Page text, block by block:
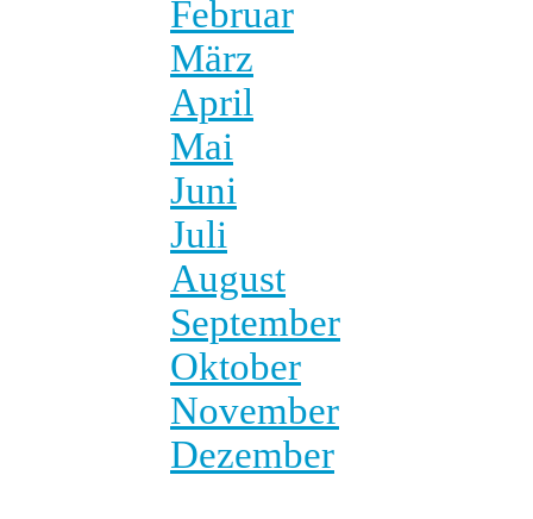
Februar
März
April
Mai
Juni
Juli
August
September
Oktober
November
Dezember